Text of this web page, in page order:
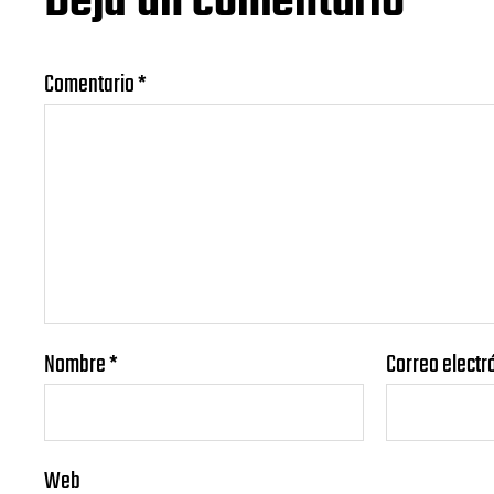
Comentario*
Nombre* Correo
Web